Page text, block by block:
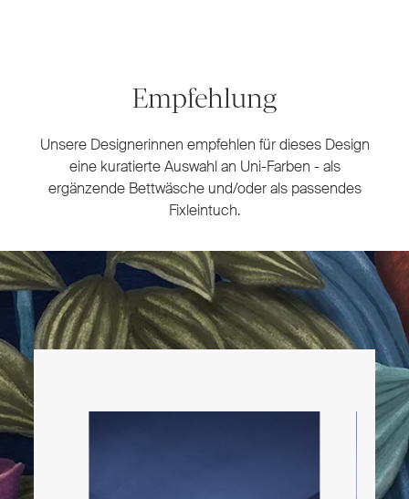
Empfehlung
Unsere Designerinnen empfehlen für dieses Design
eine kuratierte Auswahl an Uni-Farben - als
ergänzende Bettwäsche und/oder als passendes
Fixleintuch.